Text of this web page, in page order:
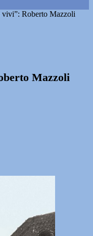
vivi”: Roberto Mazzoli
Mazzoli